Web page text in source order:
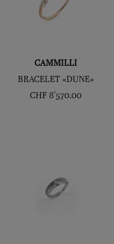
CAMMILLI
BRACELET «DUNE»
CHF 8'570.00